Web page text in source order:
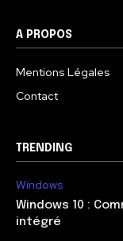
A PROPOS
Mentions Légales
Contact
TRENDING
Windows
Windows 10 :
intégré